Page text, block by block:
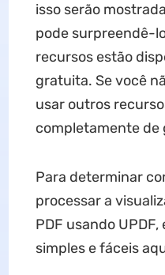
isso serão
pode surpreendê-
recursos estão
gratuita. Se você
usar outros
completamente de
Para determinar
processar a
PDF usando
simples e fáceis